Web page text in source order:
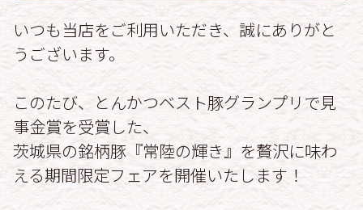
いつも当店をご利用いただき、誠にありがと
うございます。
このたび、とんかつベスト豚グランプリで見
事金賞を受賞した、
茨城県の銘柄豚『常陸の輝き』を贅沢に味わ
える期間限定フェアを開催いたします！